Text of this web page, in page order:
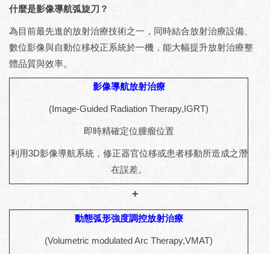
什麼是影像導航弧旋刀？
為目前最先進的放射治療技術之一，同時結合放射治療設備、
數位影像與自動位移校正系統於一機，能大幅提升放射治療整
體品質與效率。
影像導航放射治療
(Image-Guided Radiation Therapy,IGRT)
即時精確定位腫瘤位置
利用3D影像導航系統，修正器官位移或患者移動所造成之潛
在誤差。
+
動態弧形強度調控放射治療
(Volumetric modulated Arc Therapy,VMAT)